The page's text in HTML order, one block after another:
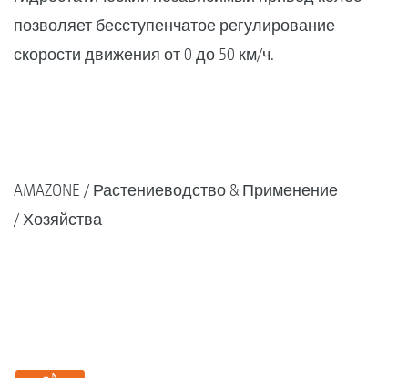
позволяет бесступенчатое регулирование
скорости движения от 0 до 50 км/ч.
AMAZONE
Растениеводство & Применение
Хозяйства